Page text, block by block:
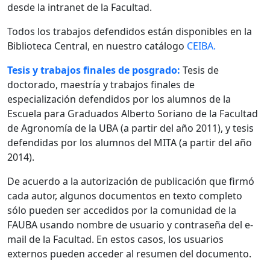
desde la intranet de la Facultad.
Todos los trabajos defendidos están disponibles en la
Biblioteca Central, en nuestro catálogo CEIBA.
Tesis y trabajos finales de posgrado: Tesis de
doctorado, maestría y trabajos finales de
especialización defendidos por los alumnos de la
Escuela para Graduados Alberto Soriano de la Facultad
de Agronomía de la UBA (a partir del año 2011), y tesis
defendidas por los alumnos del MITA (a partir del año
2014).
De acuerdo a la autorización de publicación que firmó
cada autor, algunos documentos en texto completo
sólo pueden ser accedidos por la comunidad de la
FAUBA usando nombre de usuario y contraseña del e-
mail de la Facultad. En estos casos, los usuarios
externos pueden acceder al resumen del documento.